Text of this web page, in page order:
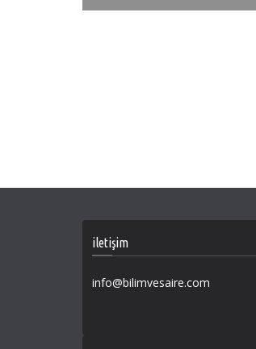
iletişim
info@bilimvesaire.com